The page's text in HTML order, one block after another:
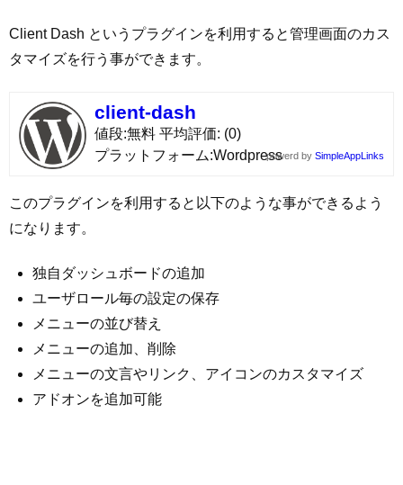
Client Dash というプラグインを利用すると管理画面のカス
タマイズを行う事ができます。
client-dash
値段 無料 平均評価 (0)
プラットフォーム Wordpresspowerd by SimpleAppLinks
このプラグインを利用すると以下のような事ができるよう
になります。
独自ダッシュボードの追加
ユーザロール毎の設定の保存
メニューの並び替え
メニューの追加、削除
メニューの文言やリンク、アイコンのカスタマイズ
アドオンを追加可能